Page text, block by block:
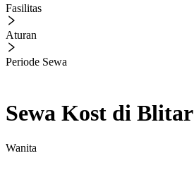
Fasilitas
Aturan
Periode Sewa
Sewa Kost di Blitar
Wanita